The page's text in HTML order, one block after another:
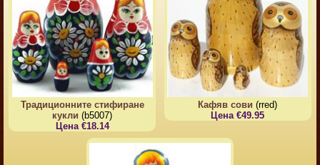
Традиционните стифиране
кукли (b5007)
Цена €18.14
Кафяв сови (rred)
Цена €49.95